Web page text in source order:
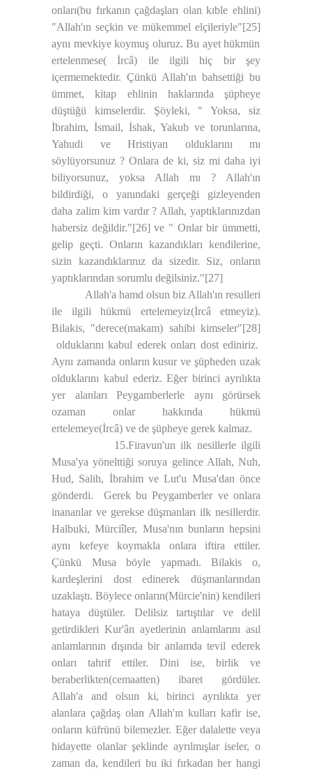
onları(bu fırkanın çağdaşları olan kıble ehlini)
"Allah'ın seçkin ve mükemmel elçileriyle"[25]
aynı mevkiye koymuş oluruz. Bu ayet hükmün
ertelenmese( İrcâ) ile ilgili hiç bir şey
içermemektedir. Çünkü Allah'ın bahsettiği bu
ümmet, kitap ehlinin haklarında şüpheye
düştüğü kimselerdir. Şöyleki, " Yoksa, siz
İbrahim, İsmail, İshak, Yakub ve torunlarına,
Yahudi ve Hristiyan olduklarını mı
söylüyorsunuz ? Onlara de ki, siz mi daha iyi
biliyorsunuz, yoksa Allah mı ? Allah'ın
bildirdiği, o yanındaki gerçeği gizleyenden
daha zalim kim vardır ? Allah, yaptıklarınızdan
habersiz değildir."[26] ve " Onlar bir ümmetti,
gelip geçti. Onların kazandıkları kendilerine,
sizin kazandıklarınız da sizedir. Siz, onların
yaptıklarından sorumlu değilsiniz."[27]
Allah'a hamd olsun biz Allah'ın resulleri
ile ilgili hükmü ertelemeyiz(İrcâ etmeyiz).
Bilakis, "derece(makam) sahibi kimseler"[28]
olduklarını kabul ederek onları dost ediniriz.
Aynı zamanda onların kusur ve şüpheden uzak
olduklarını kabul ederiz. Eğer birinci ayrılıkta
yer alanları Peygamberlerle aynı görürsek
ozaman onlar hakkında hükmü
ertelemeye(İrcâ) ve de şüpheye gerek kalmaz.
15.Firavun'un ilk nesillerle ilgili
Musa'ya yönelttiği soruya gelince Allah, Nuh,
Hud, Salih, İbrahim ve Lut'u Musa'dan önce
gönderdi.
Gerek bu Peygamberler ve onlara
inananlar ve gerekse düşmanları ilk nesillerdir.
Halbuki, Mürciîler, Musa'nın bunların hepsini
aynı kefeye koymakla onlara iftira ettiler.
Çünkü Musa böyle yapmadı. Bilakis o,
kardeşlerini dost edinerek düşmanlarından
uzaklaştı. Böylece onların(Mürcie'nin) kendileri
hataya düştüler. Delilsiz tartıştılar ve delil
getirdikleri Kur'ân ayetlerinin anlamlarını asıl
anlamlarının dışında bir anlamda tevil ederek
onları tahrif ettiler. Dini ise, birlik ve
beraberlikten(cemaatten) ibaret gördüler.
Allah'a and olsun ki, birinci ayrılıkta yer
alanlara çağdaş olan Allah'ın kulları kafir ise,
onların küfrünü bilemezler. Eğer dalalette veya
hidayette olanlar şeklinde ayrılmışlar iseler, o
zaman da, kendileri bu iki fırkadan her hangi